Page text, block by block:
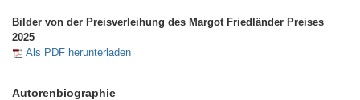
Bilder von der Preisverleihung des Margot Friedländer Preises
2025
Als PDF herunterladen
Autorenbiographie